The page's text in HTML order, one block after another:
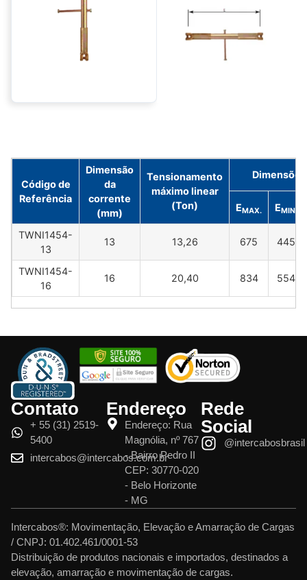
Código de
Referência
Dimensão
da
corrente
(mm)
Tensionamento
máximo linear
(Ton)
EMAX. EMIN.
TWNI1454-
13
13 13,26 675 445
TWNI1454-
16
16 20,40 834 554
Contato
+ 55 (31) 2519-
5400
intercabos@intercabos.com.br
Endereço
Endereço: Rua
Magnólia, nº 767
- Bairro Pedro II
CEP: 30770-020
- Belo Horizonte
- MG
Rede
Social
@intercabosbrasil
Intercabos®: Movimentação, Elevação e Amarração de Cargas
/ CNPJ: 01.402.461/0001-53
Distribuição de produtos nacionais e importados, destinados a
elevação, amarração e movimentação de cargas.